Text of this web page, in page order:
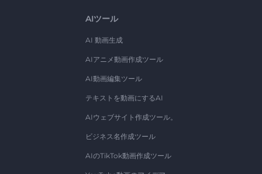
AIツール
AI 動画生成
AIアニメ動画作成ツール
AI動画編集ツール
テキストを動画にするAI
AIウェブサイト作成ツール。
ビジネス名作成ツール
AIのTikTok動画作成ツール